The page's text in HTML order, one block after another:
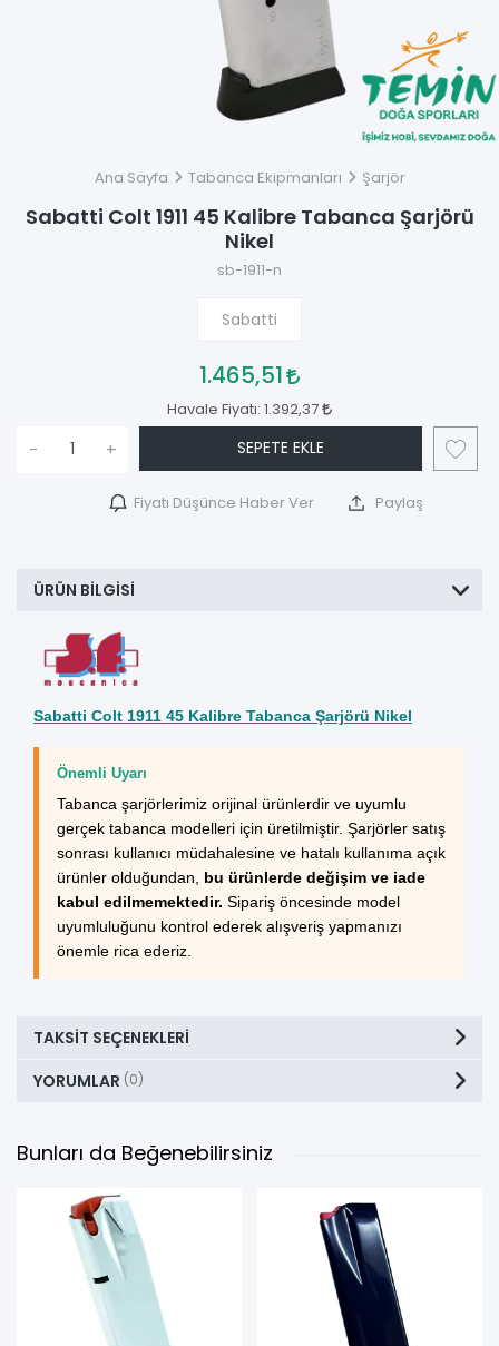
Ana Sayfa Tabanca Ekipmanları Şarjör
Sabatti Colt 1911 45 Kalibre Tabanca Şarjörü
Nikel
sb-1911-n
Sabatti
1.465,51
Havale Fiyatı: 1.392,37
- + SEPETE EKLE
Fiyatı Düşünce Haber Ver Paylaş
ÜRÜN BILGISI
Sabatti Colt 1911 45 Kalibre Tabanca Şarjörü Nikel
Önemli Uyarı
Tabanca şarjörlerimiz orijinal ürünlerdir ve uyumlu
gerçek tabanca modelleri için üretilmiştir. Şarjörler satış
sonrası kullanıcı müdahalesine ve hatalı kullanıma açık
ürünler olduğundan, bu ürünlerde değişim ve iade
kabul edilmemektedir. Sipariş öncesinde model
uyumluluğunu kontrol ederek alışveriş yapmanızı
önemle rica ederiz.
TAKSIT SEÇENEKLERI
YORUMLAR (0)
Bunları da Beğenebilirsiniz